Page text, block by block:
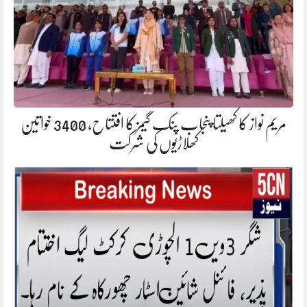
مریم نواز کا کھیلتا پنجاب پنک گیمز کا افتتاح، 3400 خواتین
کھلاڑیوں کی شرکت